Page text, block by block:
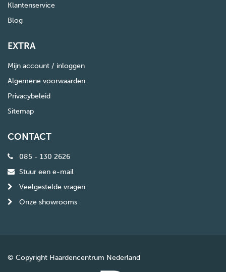
Klantenservice
Blog
EXTRA
Mijn account / inloggen
Algemene voorwaarden
Privacybeleid
Sitemap
CONTACT
085 - 130 2626
Stuur een e-mail
Veelgestelde vragen
Onze showrooms
© Copyright Haardencentrum Nederland